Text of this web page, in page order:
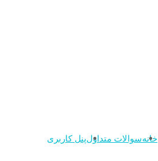
خانهسوالات متداولپنل کاربری